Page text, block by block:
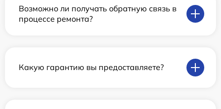
Возможно ли получать обратную связь в
процессе ремонта?
Какую гарантию вы предоставляете?